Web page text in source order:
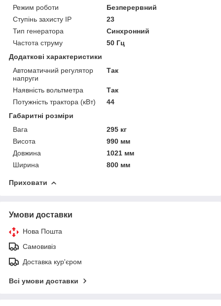
Режим роботи
Безперервний
Ступінь захисту IP
23
Тип генератора
Синхронний
Частота струму
50 Гц
Додаткові характеристики
Автоматичний регулятор
напруги
Так
Наявність вольтметра
Так
Потужність трактора (кВт)
44
Габаритні розміри
Вага
295 кг
Висота
990 мм
Довжина
1021 мм
Ширина
800 мм
Приховати
Умови доставки
Нова Пошта
Самовивіз
Доставка кур'єром
Всі умови доставки